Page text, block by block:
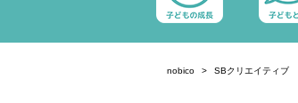
nobico SBクリエイティブ